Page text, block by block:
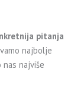
pitanja
najbolje
najviše